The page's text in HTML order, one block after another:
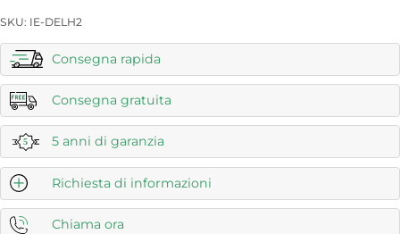
SKU: IE-DELH2
Consegna rapida
Consegna gratuita
5 anni di garanzia
Richiesta di informazioni
Chiama ora